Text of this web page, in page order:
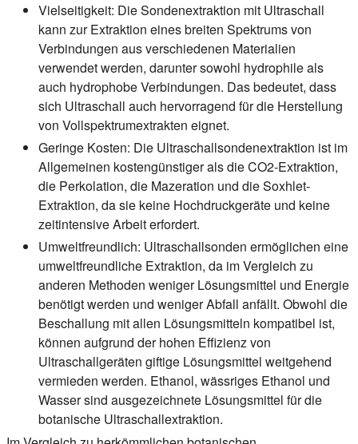
Vielseitigkeit: Die Sondenextraktion mit Ultraschall
kann zur Extraktion eines breiten Spektrums von
Verbindungen aus verschiedenen Materialien
verwendet werden, darunter sowohl hydrophile als
auch hydrophobe Verbindungen. Das bedeutet, dass
sich Ultraschall auch hervorragend für die Herstellung
von Vollspektrumextrakten eignet.
Geringe Kosten: Die Ultraschallsondenextraktion ist im
Allgemeinen kostengünstiger als die CO2-Extraktion,
die Perkolation, die Mazeration und die Soxhlet-
Extraktion, da sie keine Hochdruckgeräte und keine
zeitintensive Arbeit erfordert.
Umweltfreundlich: Ultraschallsonden ermöglichen eine
umweltfreundliche Extraktion, da im Vergleich zu
anderen Methoden weniger Lösungsmittel und Energie
benötigt werden und weniger Abfall anfällt. Obwohl die
Beschallung mit allen Lösungsmitteln kompatibel ist,
können aufgrund der hohen Effizienz von
Ultraschallgeräten giftige Lösungsmittel weitgehend
vermieden werden. Ethanol, wässriges Ethanol und
Wasser sind ausgezeichnete Lösungsmittel für die
botanische Ultraschallextraktion.